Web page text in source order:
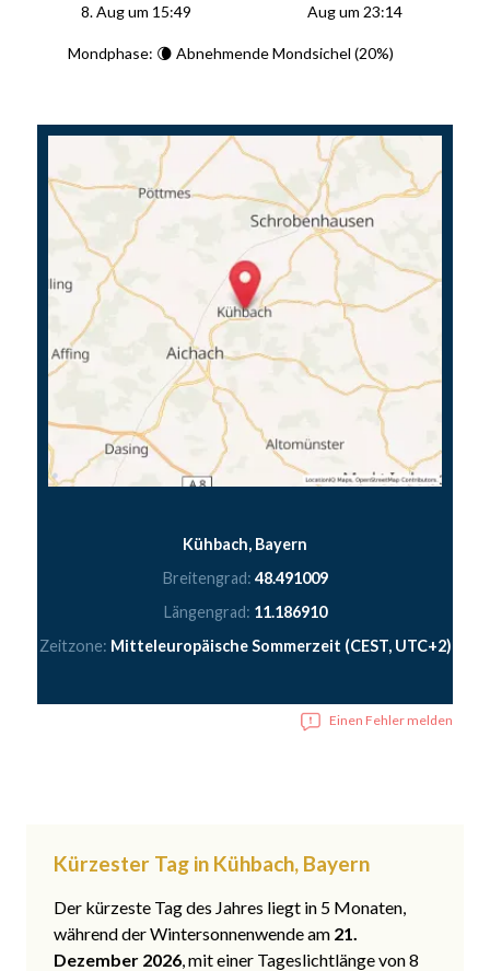
8. Aug um 15:49
Aug um 23:14
Mondphase: 🌘 Abnehmende Mondsichel (20%)
Kühbach, Bayern
Breitengrad: 48.491009
Längengrad: 11.186910
Zeitzone: Mitteleuropäische Sommerzeit (CEST, UTC+2)
Einen Fehler melden
Kürzester Tag in Kühbach, Bayern
Der kürzeste Tag des Jahres liegt in 5 Monaten,
während der Wintersonnenwende am 21.
Dezember 2026, mit einer Tageslichtlänge von 8